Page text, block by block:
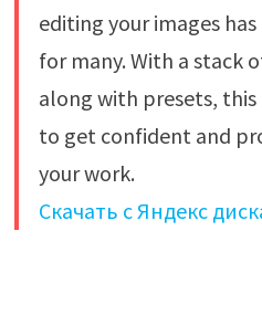
editing your images
for many. With a stack
along with presets, this
to get confident and
your work.​
Скачать с Яндекс